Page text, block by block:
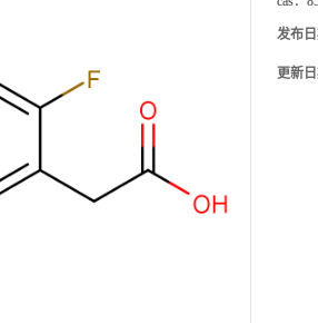
发布日
更新日